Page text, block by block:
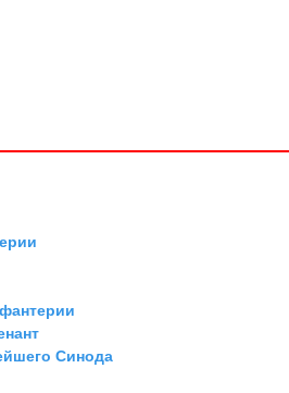
Синода